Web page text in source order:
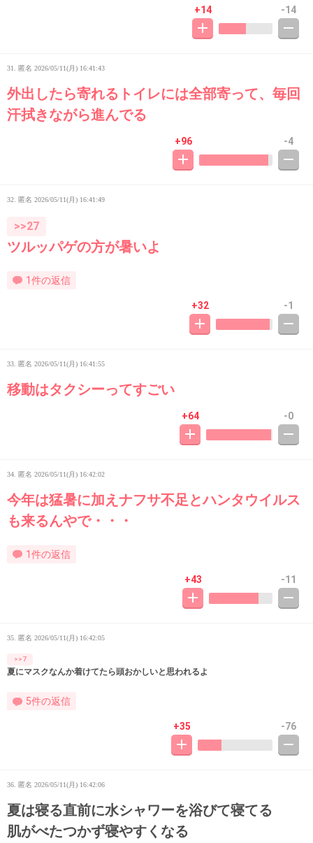
+14 -14
31. 匿名 2026/05/11(月) 16:41:43
外出したら寄れるトイレには全部寄って、毎回
汗拭きながら進んでる
+96 -4
32. 匿名 2026/05/11(月) 16:41:49
>>27
ツルッパゲの方が暑いよ
1件の返信
+32 -1
33. 匿名 2026/05/11(月) 16:41:55
移動はタクシーってすごい
+64 -0
34. 匿名 2026/05/11(月) 16:42:02
今年は猛暑に加えナフサ不足とハンタウイルス
も来るんやで・・・
1件の返信
+43 -11
35. 匿名 2026/05/11(月) 16:42:05
>>7
夏にマスクなんか着けてたら頭おかしいと思われるよ
5件の返信
+35 -76
36. 匿名 2026/05/11(月) 16:42:06
夏は寝る直前に水シャワーを浴びて寝てる
肌がべたつかず寝やすくなる